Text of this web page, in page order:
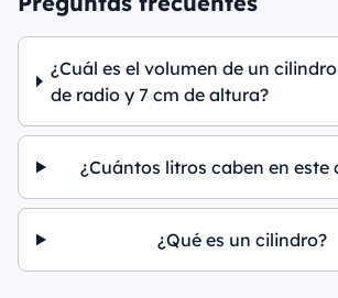
¿Cuál es el volumen de un
de radio y 7 cm de altura?
¿Cuántos litros caben en este
¿Qué es un cilindro?